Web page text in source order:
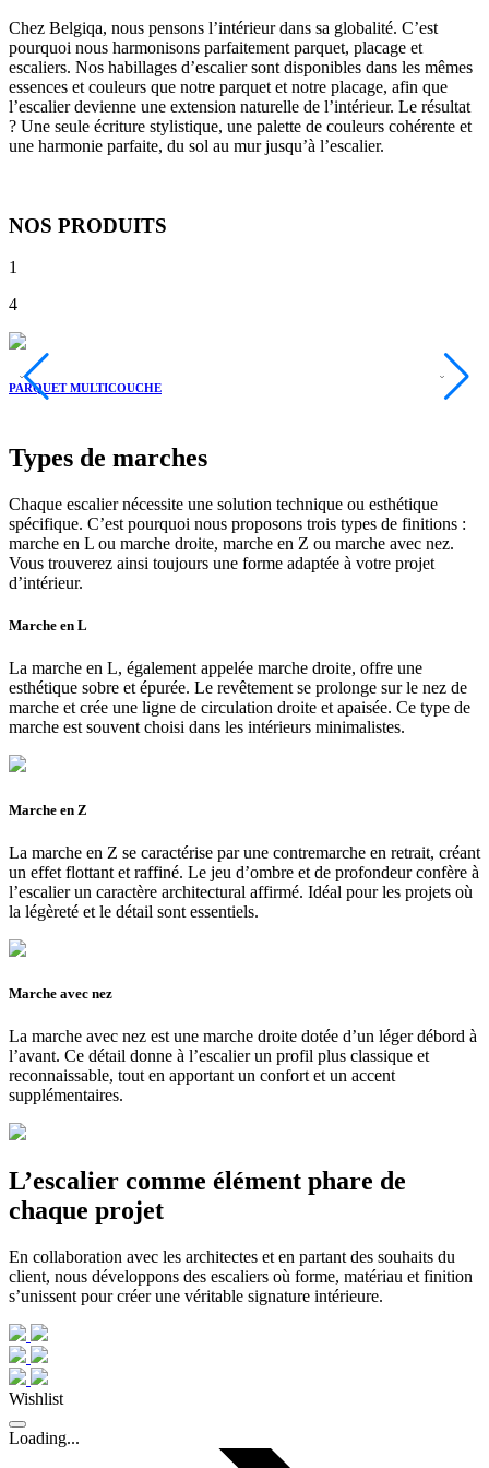
Chez Belgiqa, nous pensons l’intérieur dans sa globalité. C’est
pourquoi nous harmonisons parfaitement parquet, placage et
escaliers. Nos habillages d’escalier sont disponibles dans les mêmes
essences et couleurs que notre parquet et notre placage, afin que
l’escalier devienne une extension naturelle de l’intérieur. Le résultat
? Une seule écriture stylistique, une palette de couleurs cohérente et
une harmonie parfaite, du sol au mur jusqu’à l’escalier.
NOS PRODUITS
1
4
PARQUET MULTICOUCHE
Types de marches
Chaque escalier nécessite une solution technique ou esthétique
spécifique. C’est pourquoi nous proposons trois types de finitions :
marche en L ou marche droite, marche en Z ou marche avec nez.
Vous trouverez ainsi toujours une forme adaptée à votre projet
d’intérieur.
Marche en L
La marche en L, également appelée marche droite, offre une
esthétique sobre et épurée. Le revêtement se prolonge sur le nez de
marche et crée une ligne de circulation droite et apaisée. Ce type de
marche est souvent choisi dans les intérieurs minimalistes.
Marche en Z
La marche en Z se caractérise par une contremarche en retrait, créant
un effet flottant et raffiné. Le jeu d’ombre et de profondeur confère à
l’escalier un caractère architectural affirmé. Idéal pour les projets où
la légèreté et le détail sont essentiels.
Marche avec nez
La marche avec nez est une marche droite dotée d’un léger débord à
l’avant. Ce détail donne à l’escalier un profil plus classique et
reconnaissable, tout en apportant un confort et un accent
supplémentaires.
L’escalier comme élément phare de
chaque projet
En collaboration avec les architectes et en partant des souhaits du
client, nous développons des escaliers où forme, matériau et finition
s’unissent pour créer une véritable signature intérieure.
Wishlist
Loading...